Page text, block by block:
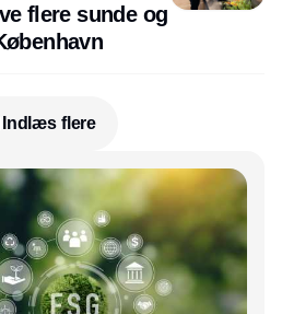
flere sunde og
Indlæs flere
Annonce